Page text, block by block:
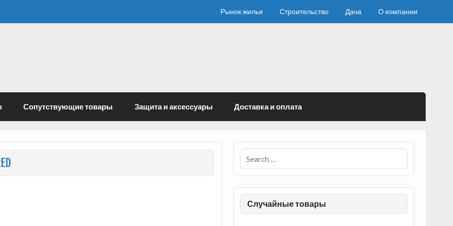
Рынок жилья Строительство Дача О компании
Сопутствующие товары Защита и аксессуары Доставка и оплата
Случайные товары